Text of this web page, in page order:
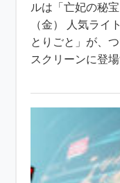
ルは「亡妃の秘
（金） 人気ライ
とりごと」が、
スクリーンに登